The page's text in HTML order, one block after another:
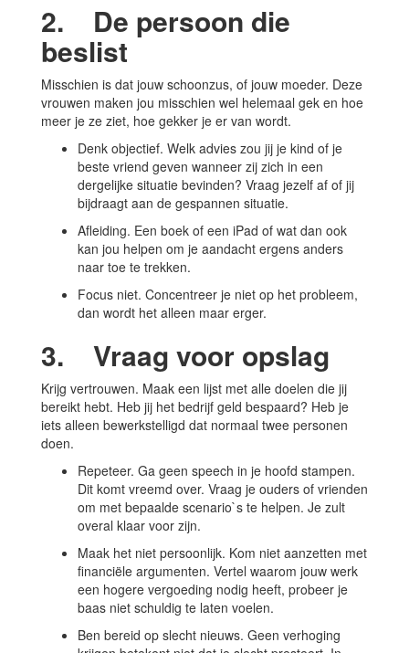
2. De persoon die
beslist
Misschien is dat jouw schoonzus, of jouw moeder. Deze
vrouwen maken jou misschien wel helemaal gek en hoe
meer je ze ziet, hoe gekker je er van wordt.
Denk objectief. Welk advies zou jij je kind of je
beste vriend geven wanneer zij zich in een
dergelijke situatie bevinden? Vraag jezelf af of jij
bijdraagt aan de gespannen situatie.
Afleiding. Een boek of een iPad of wat dan ook
kan jou helpen om je aandacht ergens anders
naar toe te trekken.
Focus niet. Concentreer je niet op het probleem,
dan wordt het alleen maar erger.
3. Vraag voor opslag
Krijg vertrouwen. Maak een lijst met alle doelen die jij
bereikt hebt. Heb jij het bedrijf geld bespaard? Heb je
iets alleen bewerkstelligd dat normaal twee personen
doen.
Repeteer. Ga geen speech in je hoofd stampen.
Dit komt vreemd over. Vraag je ouders of vrienden
om met bepaalde scenario`s te helpen. Je zult
overal klaar voor zijn.
Maak het niet persoonlijk. Kom niet aanzetten met
financiële argumenten. Vertel waarom jouw werk
een hogere vergoeding nodig heeft, probeer je
baas niet schuldig te laten voelen.
Ben bereid op slecht nieuws. Geen verhoging